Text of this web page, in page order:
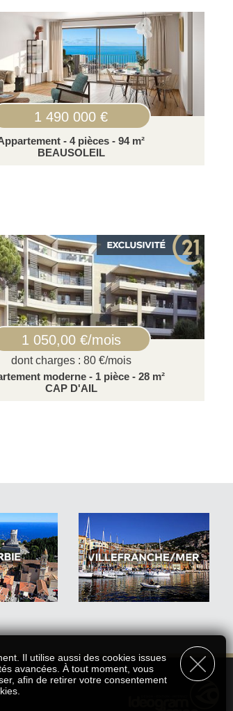
1 490 000 €
- 4 pièces - 94 m²
BEAUSOLEIL
1 050,00 €/mois
dont charges : 80 €/mois
moderne - 1 pièce - 28 m²
CAP D'AIL
Il utilise aussi des cookies issues
avancées. À tout moment, vous
afin de retirer votre consentement